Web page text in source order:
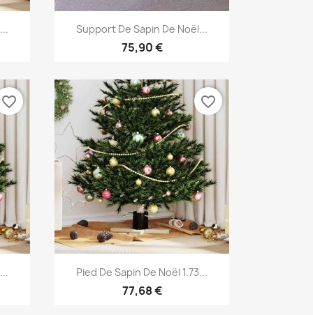
Aperçu rapide
Support De Sapin De Noël...
75,90 €
favorite_border
Aperçu rapide
Pied De Sapin De Noël 1.73...
77,68 €
favorite_border